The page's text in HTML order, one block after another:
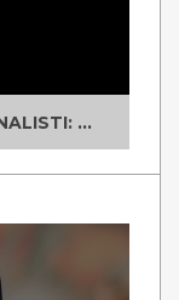
UNO TWO DREI 2015/2016, I FINALISTI: CLASSE IV ALS ISTITUTO "DEGASPERI" BORGO VALSUGANA